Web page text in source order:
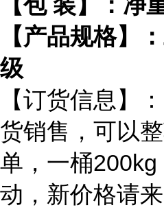
【产品规格】
级
【订货信息】：
货销售，可以
单，一桶200kg
动，新价格请